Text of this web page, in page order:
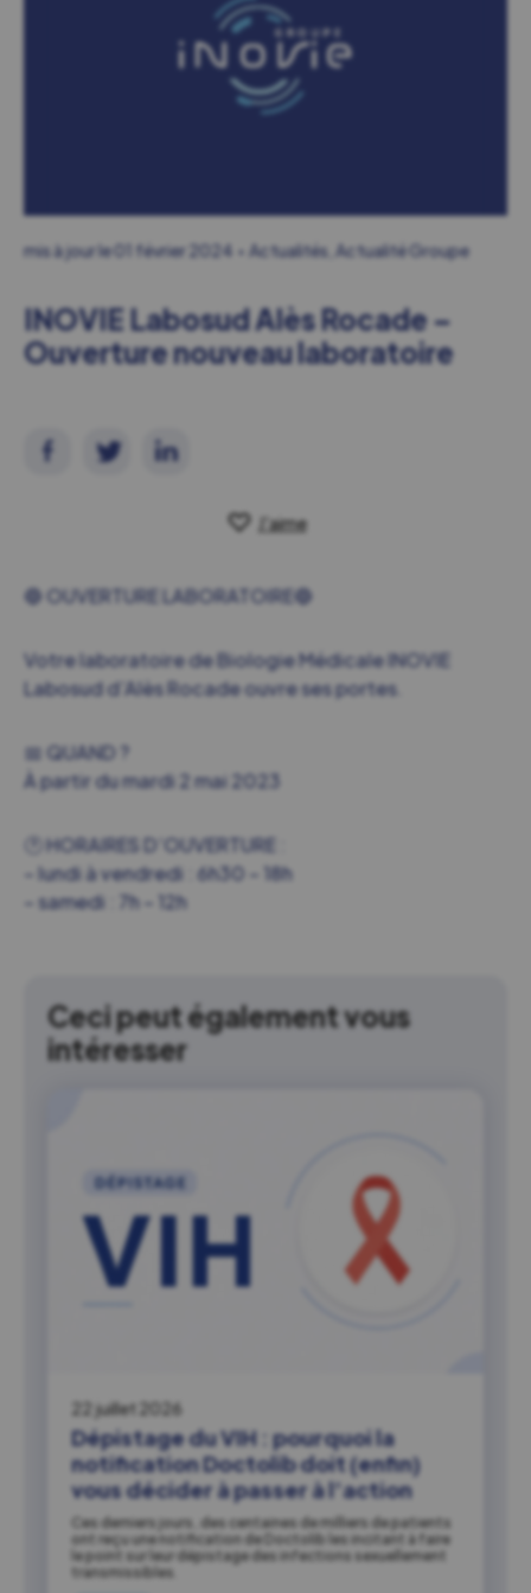
mis à jour le01 février 2024 Actualités Actualité Groupe
INOVIE Labosud Alès Rocade –
Ouverture nouveau laboratoire
J'aime
🔵 OUVERTURE LABORATOIRE🔵
Votre laboratoire de Biologie Médicale INOVIE
Labosud d’Alès Rocade ouvre ses portes.
📅 QUAND ?
À partir du mardi 2 mai 2023
🕐 HORAIRES D’OUVERTURE :
– lundi à vendredi : 6h30 – 18h
– samedi : 7h – 12h
Ceci peut également vous
intéresser
22 juillet 2026
Dépistage du VIH : pourquoi la
notification Doctolib doit (enfin)
vous décider à passer à l’action
Ces derniers jours, des centaines de milliers de patients
ont reçu une notification de Doctolib les incitant à faire
le point sur leur dépistage des infections sexuellement
transmissibles.